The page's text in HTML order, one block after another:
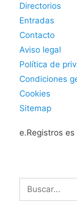
Directorios
Entradas
Contacto
Aviso legal
Política de
Condiciones
Cookies
Sitemap
e.Registros